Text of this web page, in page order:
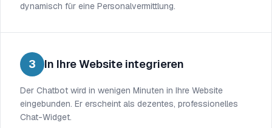
dynamisch für eine Personalvermittlung.
3 In Ihre Website integrieren
Der Chatbot wird in wenigen Minuten in Ihre Website
eingebunden. Er erscheint als dezentes, professionelles
Chat-Widget.